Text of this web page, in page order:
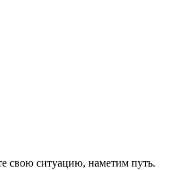
свою ситуацию, наметим путь.